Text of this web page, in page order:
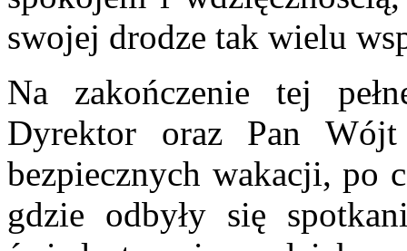
swojej drodze tak wielu
Na zakończenie tej
Dyrektor oraz Pan
bezpiecznych wakacji, po
gdzie odbyły się